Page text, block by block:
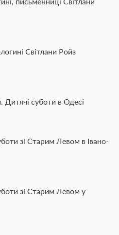
Світлани Ройз
Дитячі суботи в Одесі
зі Старим Левом в Івано-
зі Старим Левом у